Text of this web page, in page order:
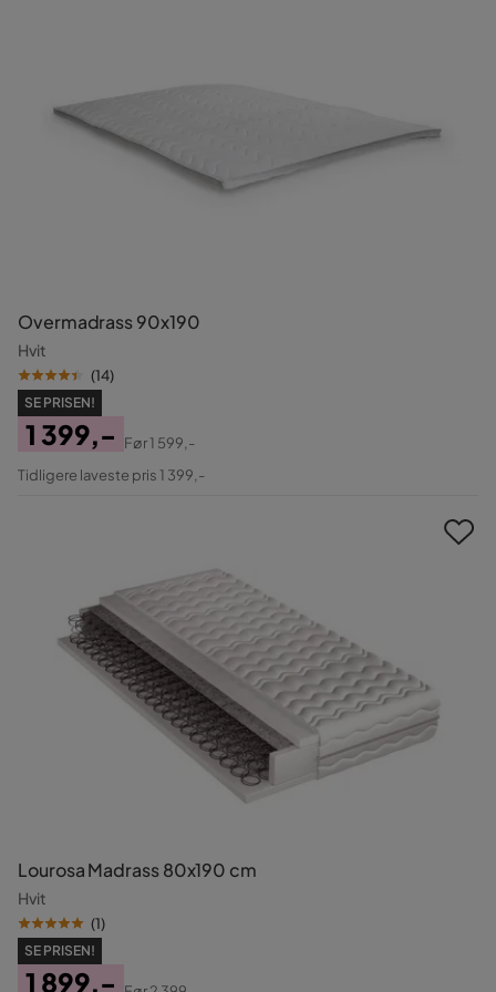
Overmadrass 90x190
Hvit
(14)
SE PRISEN!
Pris
1 399,-
Original
Før1 599,-
Tidligere laveste pris 1 399,-
Lourosa Madrass 80x190 cm
Hvit
(1)
SE PRISEN!
1 899,-